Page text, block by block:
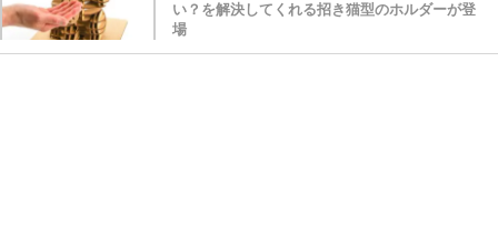
い？を解決してくれる招き猫型のホルダーが登
場